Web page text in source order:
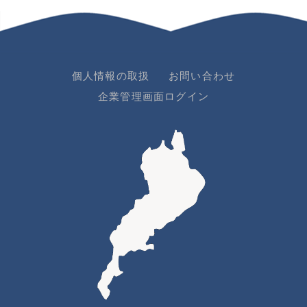
個人情報の取扱
お問い合わせ
企業管理画面ログイン